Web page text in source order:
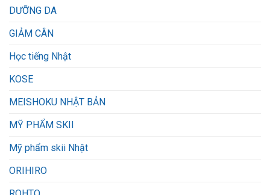
DƯỠNG DA
GIẢM CÂN
Học tiếng Nhật
KOSE
MEISHOKU NHẬT BẢN
MỸ PHẨM SKII
Mỹ phẩm skii Nhật
ORIHIRO